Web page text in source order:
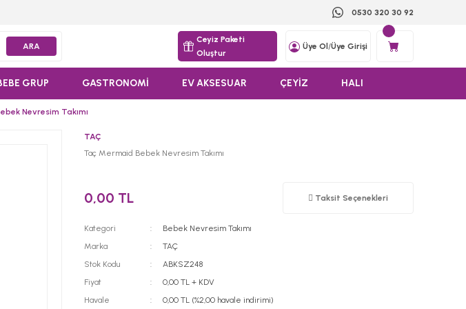
0530 320 30 92
ARA
Ceyiz Paketi
Oluştur
Üye Ol /Üye Girişi
GRUP GASTRONOMİ EV AKSESUAR ÇEYİZ HALI
Nevresim Takımı
TAÇ
Taç Mermaid Bebek Nevresim Takımı
0,00 TL Taksit Seçenekleri
Kategori
Bebek Nevresim Takımı
Marka
TAÇ
Stok Kodu
ABKSZ248
Fiyat
0,00 TL + KDV
Havale
0,00 TL (%2,00 havale indirimi)